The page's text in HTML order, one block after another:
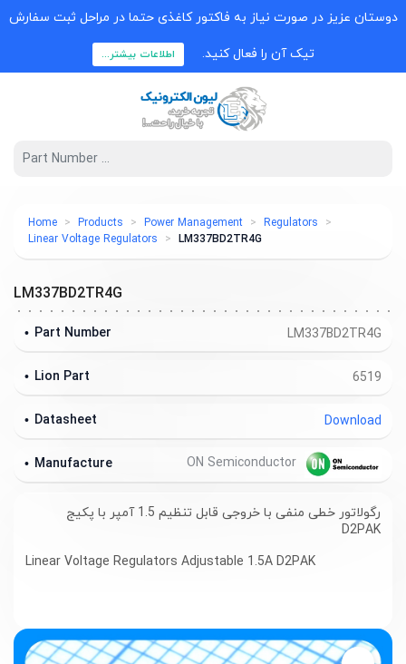
دوستان عزیز در صورت نیاز به فاکتور کاغذی حتما در مراحل ثبت سفارش
تیک آن را فعال کنید. اطلاعات بیشتر...
Home Products Power Management
Regulators
Linear Voltage Regulators
LM337BD2TR4G
LM337BD2TR4G
LM337BD2TR4G
Part Number
6519
Lion Part
Download
Datasheet
Manufacture
رگولاتور خطی منفی با خروجی قابل تنظیم 1.5 آمپر با پکیج
D2PAK
Linear Voltage Regulators Adjustable 1.5A D2PAK